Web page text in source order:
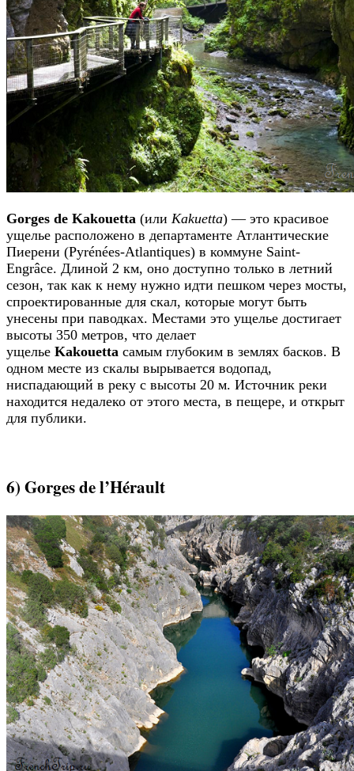
Gorges de Kakouetta (или Kakuetta) — это красивое
ущелье расположено в департаменте Атлантические
Пиерени (Pyrénées-Atlantiques) в коммуне Saint-
Engrâce. Длиной 2 км, оно доступно только в летний
сезон, так как к нему нужно идти пешком через мосты,
спроектированные для скал, которые могут быть
унесены при паводках. Местами это ущелье достигает
высоты 350 метров, что делает
ущелье Kakouetta самым глубоким в землях басков. В
одном месте из скалы вырывается водопад,
ниспадающий в реку с высоты 20 м. Источник реки
находится недалеко от этого места, в пещере, и открыт
для публики.
6) Gorges de l’Hérault